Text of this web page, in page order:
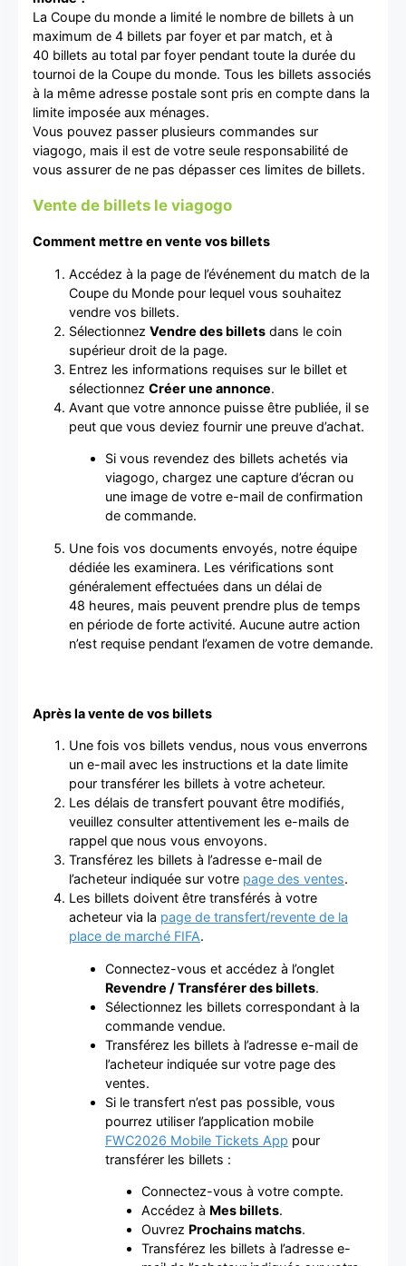
La Coupe du monde a limité le nombre de billets à un
maximum de 4 billets par foyer et par match, et à
40 billets au total par foyer pendant toute la durée du
tournoi de la Coupe du monde. Tous les billets associés
à la même adresse postale sont pris en compte dans la
limite imposée aux ménages.
Vous pouvez passer plusieurs commandes sur
viagogo, mais il est de votre seule responsabilité de
vous assurer de ne pas dépasser ces limites de billets.
Vente de billets le viagogo
Comment mettre en vente vos billets
Accédez à la page de l’événement du match de la
Coupe du Monde pour lequel vous souhaitez
vendre vos billets.
Sélectionnez Vendre des billets dans le coin
supérieur droit de la page.
Entrez les informations requises sur le billet et
sélectionnez Créer une annonce.
Avant que votre annonce puisse être publiée, il se
peut que vous deviez fournir une preuve d’achat.
Si vous revendez des billets achetés via
viagogo, chargez une capture d’écran ou
une image de votre e-mail de confirmation
de commande.
Une fois vos documents envoyés, notre équipe
dédiée les examinera. Les vérifications sont
généralement effectuées dans un délai de
48 heures, mais peuvent prendre plus de temps
en période de forte activité. Aucune autre action
n’est requise pendant l’examen de votre demande.
Après la vente de vos billets
Une fois vos billets vendus, nous vous enverrons
un e-mail avec les instructions et la date limite
pour transférer les billets à votre acheteur.
Les délais de transfert pouvant être modifiés,
veuillez consulter attentivement les e-mails de
rappel que nous vous envoyons.
Transférez les billets à l’adresse e-mail de
l’acheteur indiquée sur votre page des ventes.
Les billets doivent être transférés à votre
acheteur via la page de transfert/revente de la
place de marché FIFA.
Connectez-vous et accédez à l’onglet
Revendre / Transférer des billets.
Sélectionnez les billets correspondant à la
commande vendue.
Transférez les billets à l’adresse e-mail de
l’acheteur indiquée sur votre page des
ventes.
Si le transfert n’est pas possible, vous
pourrez utiliser l’application mobile
FWC2026 Mobile Tickets App pour
transférer les billets :
Connectez-vous à votre compte.
Accédez à Mes billets.
Ouvrez Prochains matchs.
Transférez les billets à l’adresse e-